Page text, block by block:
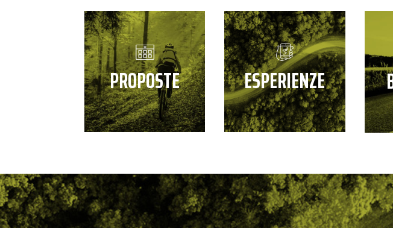
PROPOSTE ESPERIENZE